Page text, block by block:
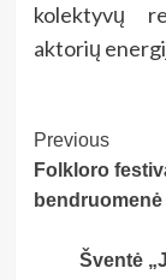
kolektyvų
aktorių
Post
Previous
Folkloro
Šventė